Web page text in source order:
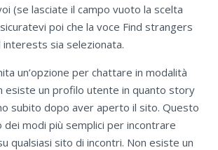
(se lasciate il campo vuoto la scelta
poi che la voce Find strangers
sia selezionata.
un’opzione per chattare in modalità
esiste un profilo utente in quanto story
subito dopo aver aperto il sito. Questo
modi più semplici per incontrare
qualsiasi sito di incontri. Non esiste un